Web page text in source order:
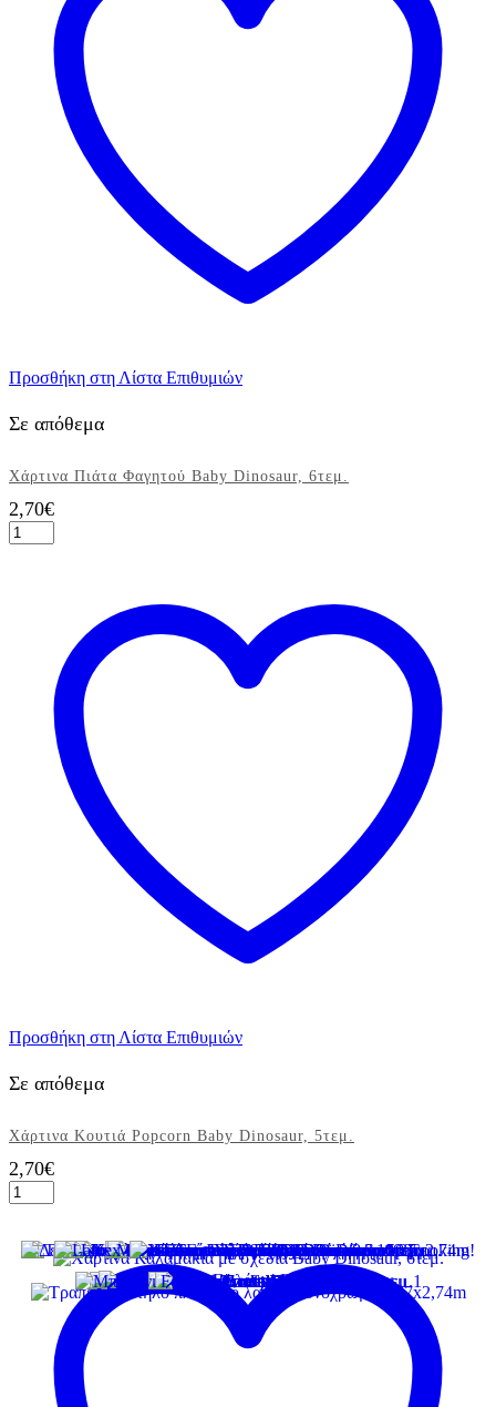
Προσθήκη στη Λίστα Επιθυμιών
Σε απόθεμα
Χάρτινα Πιάτα Φαγητού Baby Dinosaur, 6τεμ.
2,70€
Χάρτινα
Πιάτα
ποσότητα
Προσθήκη στη Λίστα Επιθυμιών
Σε απόθεμα
Χάρτινα Kουτιά Popcorn Baby Dinosaur, 5τεμ.
2,70€
Χάρτινα
Kουτιά
Baby
Dinosaur,
5τεμ.
ποσότητα